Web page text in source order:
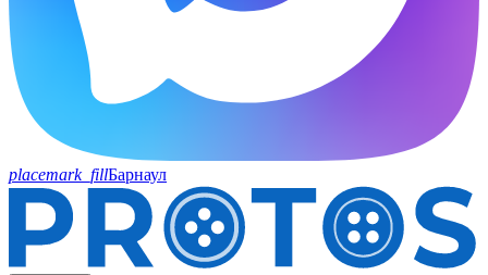
placemark_fillБарнаул